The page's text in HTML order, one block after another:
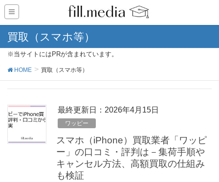
買取（スマホ等）
※当サイトにはPRが含まれています。
HOME 買取（スマホ等）
最終更新日：2026年4月15日
ワッピー
スマホ（iPhone）買取業者「ワッピ
ー」の口コミ・評判は－集荷手順や
キャンセル方法、高額買取の仕組み
も検証